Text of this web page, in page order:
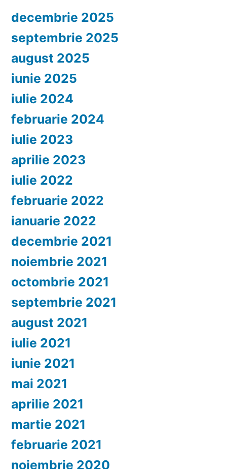
decembrie 2025
septembrie 2025
august 2025
iunie 2025
iulie 2024
februarie 2024
iulie 2023
aprilie 2023
iulie 2022
februarie 2022
ianuarie 2022
decembrie 2021
noiembrie 2021
octombrie 2021
septembrie 2021
august 2021
iulie 2021
iunie 2021
mai 2021
aprilie 2021
martie 2021
februarie 2021
noiembrie 2020